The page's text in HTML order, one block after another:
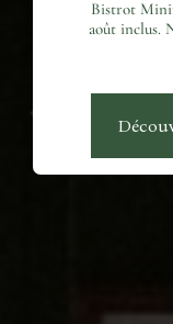
Bistrot
août inclus.